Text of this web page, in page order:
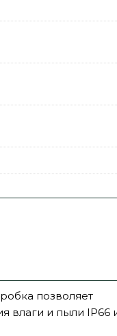
позволяет
влаги и пыли IP66